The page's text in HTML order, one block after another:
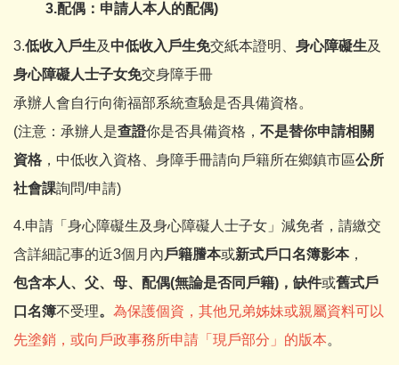
3.配偶：申請人本人的配偶)
3.低收入戶生及 中低收入戶生免交紙本證明、 身心障礙生及
身心障礙人士子女免交身障手冊
承辦人會自行向衛福部系統查驗是否具備資格。
(注意：承辦人是查證你是否具備資格， 不是替你申請相關
資格 ，中低收入資格、身障手冊請向戶籍所在鄉鎮市區公所
社會課詢問/申請)
4.申請「身心障礙生及身心障礙人士子女」減免者，請繳交
含詳細記事的近3個月內戶籍謄本或新式戶口名簿影本，
包含本人、父、母、配偶(無論是否同戶籍)，缺件或舊式戶
口名簿不受理。 為保護個資，其他兄弟姊妹或親屬資料可以
先塗銷，或向戶政事務所申請「現戶部分」的版本。